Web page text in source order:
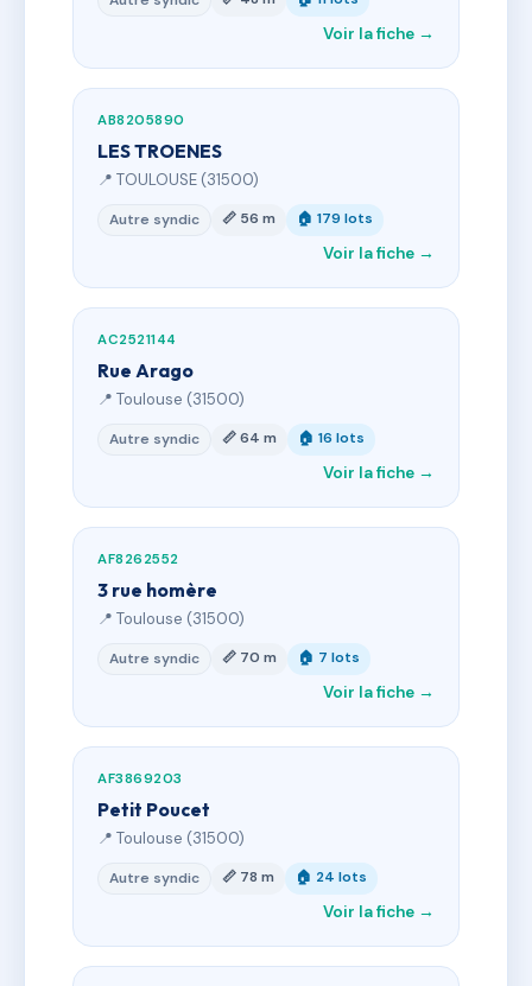
Voir la fiche →
AB8205890
LES TROENES
📍 TOULOUSE (31500)
Autre syndic 📏 56 m 🏠 179 lots
Voir la fiche →
AC2521144
Rue Arago
📍 Toulouse (31500)
Autre syndic 📏 64 m 🏠 16 lots
Voir la fiche →
AF8262552
3 rue homère
📍 Toulouse (31500)
Autre syndic 📏 70 m 🏠 7 lots
Voir la fiche →
AF3869203
Petit Poucet
📍 Toulouse (31500)
Autre syndic 📏 78 m 🏠 24 lots
Voir la fiche →